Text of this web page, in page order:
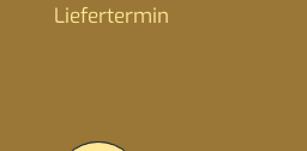
Liefertermin